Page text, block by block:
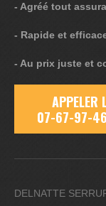
- Agréé tout
- Rapide et
- Au prix juste et
APPELER
07-67-97-
DELNATTE